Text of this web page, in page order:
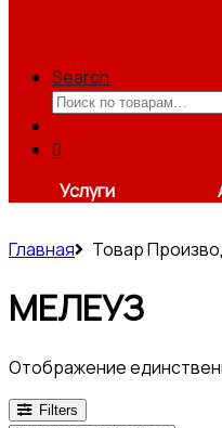
Search
Искать:
0
Услуги
Главная Товар
МЕЛЕУЗ
Отображение
Filters